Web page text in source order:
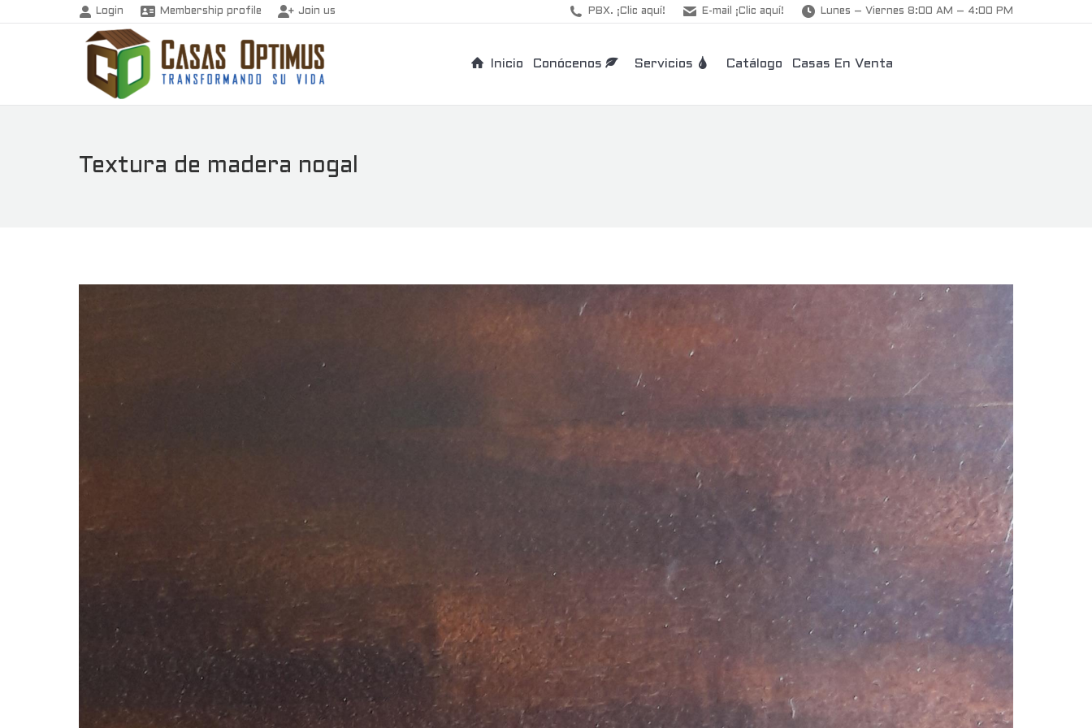
Login Membership profile Join us PBX. ¡Clic aquí! E-mail ¡Clic aquí! Lunes – Viernes 8:00 AM – 4:00 PM
Inicio Conócenos Servicios Catálogo Casas En Venta
Textura de madera nogal